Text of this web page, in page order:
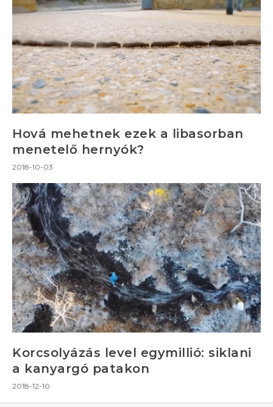
Hová mehetnek ezek a libasorban
menetelő hernyók?
2018-10-03
Korcsolyázás level egymillió: siklani
a kanyargó patakon
2018-12-10